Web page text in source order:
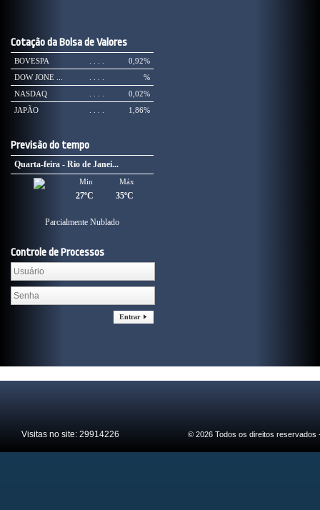
Cotação da Bolsa de Valores
BOVESPA 0,92%
DOW JONE ...
%
NASDAQ
0,02%
JAPÃO
1,86%
Previsão do tempo
Quarta-feira - Rio de Janei...
Máx
35ºC
Min
27ºC
Parcialmente Nublado
Controle de Processos
Entrar
Visitas no site: 29914226 © 2026 Todos os direitos reservados